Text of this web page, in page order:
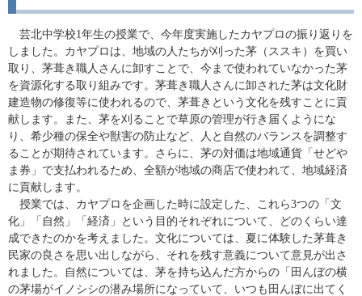
芸北中学校1年生の授業で、今年度実施したカヤプロの振り返りを
しました。カヤプロは、地域の人たちが刈った茅（ススキ）を買い
取り、茅葺き職人さんに卸すことで、今まで使われていなかった茅
を資源化する取り組みです。茅葺き職人さんに卸された茅は文化財
建造物の修復等に使われるので、茅葺きという文化を残すことに貢
献します。また、茅を刈ることで草原の管理が行き届くようにな
り、希少種の保全や獣害の防止など、人と自然のバランスを調整す
ることが期待されています。さらに、茅の対価は地域通貨「せどや
ま券」で支払われるため、全額が地域の商店で使われて、地域経済
に貢献します。
授業では、カヤプロを企画した時に設定した、これら3つの「文
化」「自然」「経済」という目的それぞれについて、どのくらい達
成できたのかを考えました。文化については、夏に体験した茅葺き
民家の良さを思い出しながら、それを残す意義について意見が出さ
れました。自然については、茅を持ち込んだ方からの「田んぼの横
の茅場がイノシシの潜み場所になっていて、いつも田んぼに出てく